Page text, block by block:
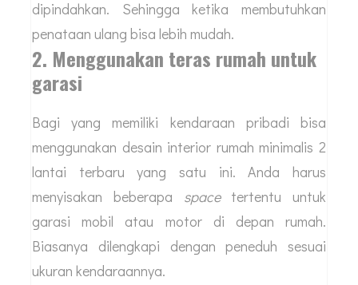
dipindahkan. Sehingga ketika membutuhkan
penataan ulang bisa lebih mudah.
2. Menggunakan teras rumah untuk
garasi
Bagi yang memiliki kendaraan pribadi bisa
menggunakan desain interior rumah minimalis 2
lantai terbaru yang satu ini. Anda harus
menyisakan beberapa spacetertentu untuk
garasi mobil atau motor di depan rumah.
Biasanya dilengkapi dengan peneduh sesuai
ukuran kendaraannya.